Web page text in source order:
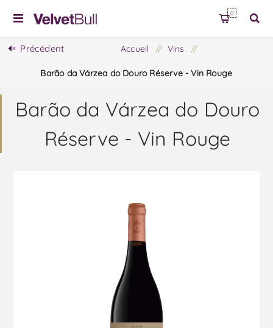
0
Précédent Accueil / Vins /
Barão da Várzea do Douro Réserve - Vin Rouge
Barão da Várzea do Douro
Réserve - Vin Rouge